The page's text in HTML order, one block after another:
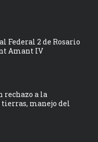
Federal 2 de Rosario
Amant IV
rechazo a la
manejo del